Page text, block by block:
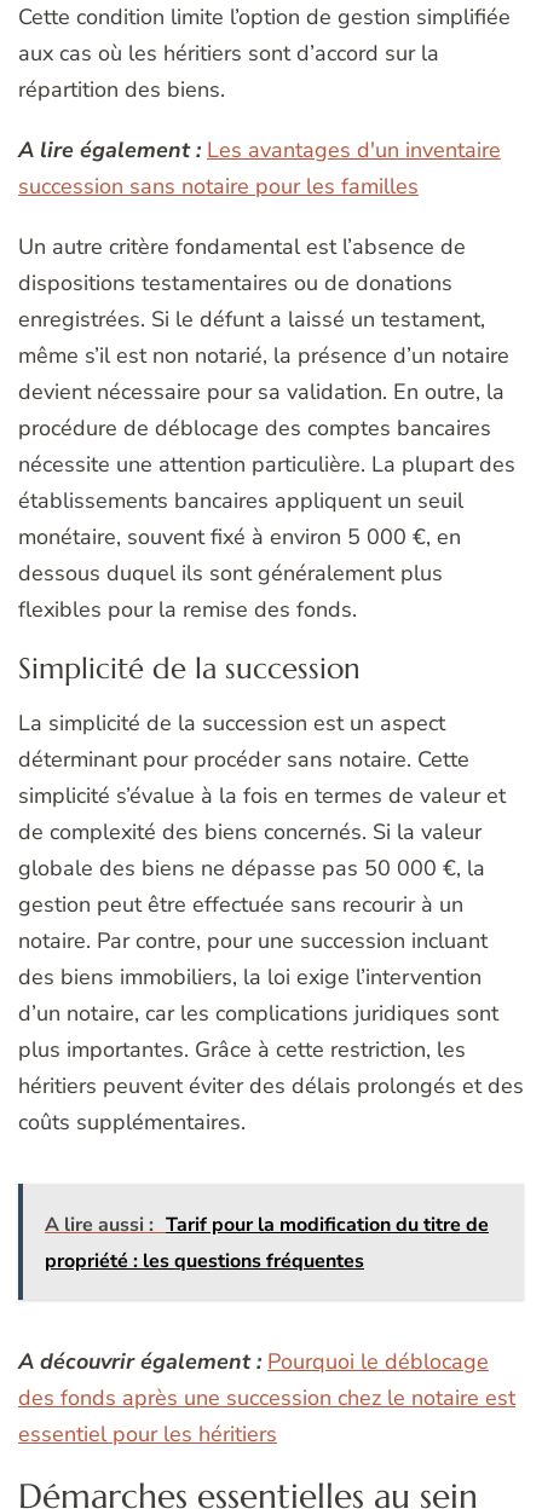
Cette condition limite l’option de gestion simplifiée
aux cas où les héritiers sont d’accord sur la
répartition des biens.
A lire également : Les avantages d'un inventaire
succession sans notaire pour les familles
Un autre critère fondamental est l’absence de
dispositions testamentaires ou de donations
enregistrées. Si le défunt a laissé un testament,
même s’il est non notarié, la présence d’un notaire
devient nécessaire pour sa validation. En outre, la
procédure de déblocage des comptes bancaires
nécessite une attention particulière. La plupart des
établissements bancaires appliquent un seuil
monétaire, souvent fixé à environ 5 000 €, en
dessous duquel ils sont généralement plus
flexibles pour la remise des fonds.
Simplicité de la succession
La simplicité de la succession est un aspect
déterminant pour procéder sans notaire. Cette
simplicité s’évalue à la fois en termes de valeur et
de complexité des biens concernés. Si la valeur
globale des biens ne dépasse pas 50 000 €, la
gestion peut être effectuée sans recourir à un
notaire. Par contre, pour une succession incluant
des biens immobiliers, la loi exige l’intervention
d’un notaire, car les complications juridiques sont
plus importantes. Grâce à cette restriction, les
héritiers peuvent éviter des délais prolongés et des
coûts supplémentaires.
A lire aussi : Tarif pour la modification du titre de
propriété : les questions fréquentes
A découvrir également : Pourquoi le déblocage
des fonds après une succession chez le notaire est
essentiel pour les héritiers
Démarches essentielles au sein